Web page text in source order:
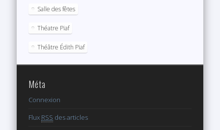
Salle des fêtes
Théatre Piaf
Théâtre Édith Piaf
Méta
Connexion
Flux RSS des articles